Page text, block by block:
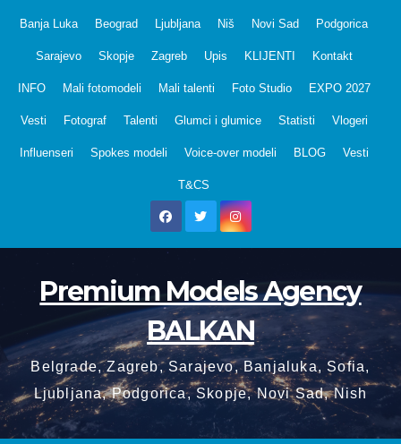
Banja Luka Beograd Ljubljana Niš Novi Sad Podgorica
Sarajevo Skopje Zagreb Upis KLIJENTI Kontakt
INFO Mali fotomodeli Mali talenti Foto Studio EXPO 2027
Vesti Fotograf Talenti Glumci i glumice Statisti Vlogeri
Influenseri Spokes modeli Voice-over modeli BLOG Vesti
T&CS
Premium Models Agency
BALKAN
Belgrade, Zagreb, Sarajevo, Banjaluka, Sofia,
Ljubljana, Podgorica, Skopje, Novi Sad, Nish